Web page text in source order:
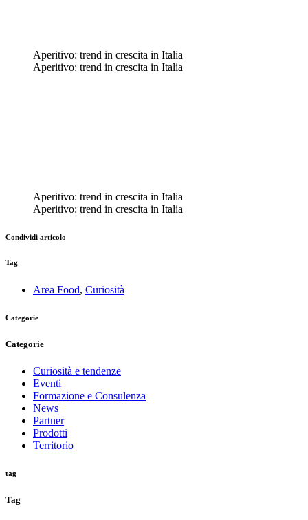
Aperitivo: trend in crescita in Italia
Aperitivo: trend in crescita in Italia
Aperitivo: trend in crescita in Italia
Aperitivo: trend in crescita in Italia
Condividi articolo
Tag
Area Food, Curiosità
Categorie
Categorie
Curiosità e tendenze
Eventi
Formazione e Consulenza
News
Partner
Prodotti
Territorio
tag
Tag